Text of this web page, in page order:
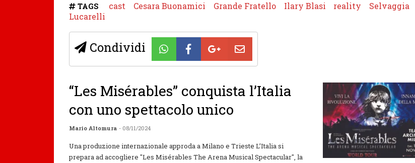
TAGS cast Cesara Buonamici Grande Fratello Ilary Blasi reality
Selvaggia
Lucarelli
Condividi
“Les Misérables” conquista l’Italia
con uno spettacolo unico
Mario Altomura - 08/11/2024
Una produzione internazionale approda a Milano e Trieste L’Italia si
prepara ad accogliere "Les Misérables The Arena Musical Spectacular", la